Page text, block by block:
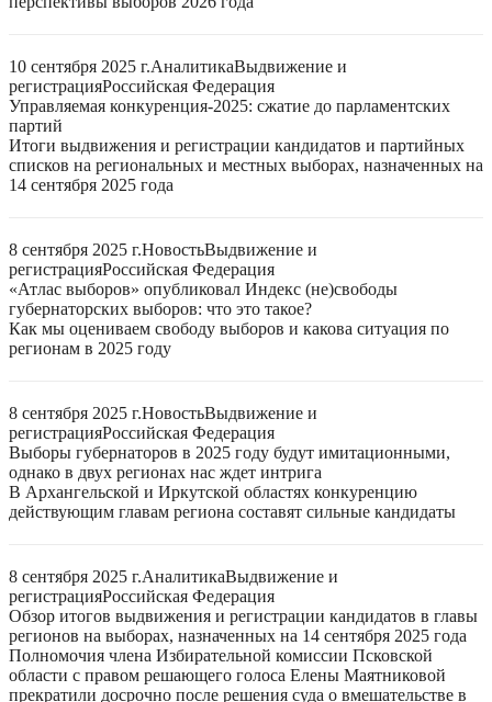
10 сентября 2025 г.АналитикаВыдвижение и
регистрацияРоссийская Федерация
Управляемая конкуренция-2025: сжатие до парламентских
партий
Итоги выдвижения и регистрации кандидатов и партийных
списков на региональных и местных выборах, назначенных на
14 сентября 2025 года
8 сентября 2025 г.НовостьВыдвижение и
регистрацияРоссийская Федерация
«Атлас выборов» опубликовал Индекс (не)свободы
губернаторских выборов: что это такое?
Как мы оцениваем свободу выборов и какова ситуация по
регионам в 2025 году
8 сентября 2025 г.НовостьВыдвижение и
регистрацияРоссийская Федерация
Выборы губернаторов в 2025 году будут имитационными,
однако в двух регионах нас ждет интрига
В Архангельской и Иркутской областях конкуренцию
действующим главам региона составят сильные кандидаты
8 сентября 2025 г.АналитикаВыдвижение и
регистрацияРоссийская Федерация
Обзор итогов выдвижения и регистрации кандидатов в главы
регионов на выборах, назначенных на 14 сентября 2025 года
Полномочия члена Избирательной комиссии Псковской
области с правом решающего голоса Елены Маятниковой
прекратили досрочно после решения суда о вмешательстве в